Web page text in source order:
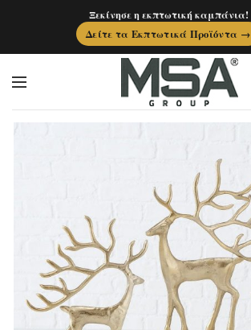
Ξεκίνησε η εκπτωτική καμπάνια!
Δείτε τα Εκπτωτικά Προϊόντα →